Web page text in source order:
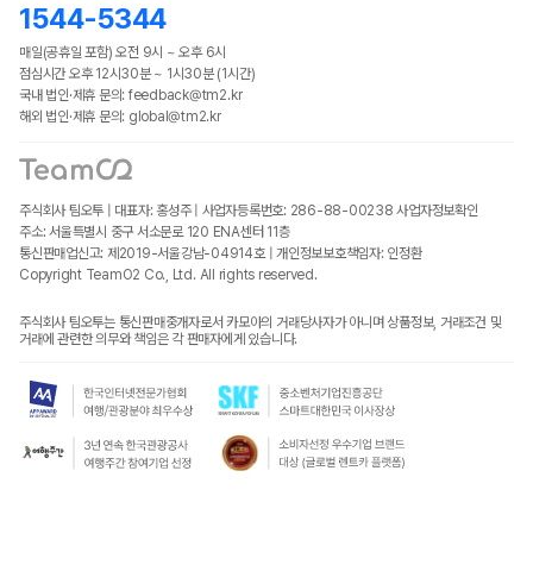
1544-5344
매일(공휴일 포함) 오전 9시 ~ 오후 6시
점심시간 오후 12시30분 ~ 1시30분 (1시간)
국내 법인·제휴 문의: feedback@tm2.kr
해외 법인·제휴 문의: global@tm2.kr
주식회사 팀오투 | 대표자: 홍성주 | 사업자등록번호: 286-88-00238 사업자정보확인
주소: 서울특별시 중구 서소문로 120 ENA센터 11층
통신판매업신고: 제2019-서울강남-04914호 | 개인정보보호책임자: 인정환
Copyright TeamO2 Co., Ltd. All rights reserved.
주식회사 팀오투는 통신판매중개자로서 카모아의 거래당사자가 아니며 상품정보, 거래조건 및
거래에 관련한 의무와 책임은 각 판매자에게 있습니다.